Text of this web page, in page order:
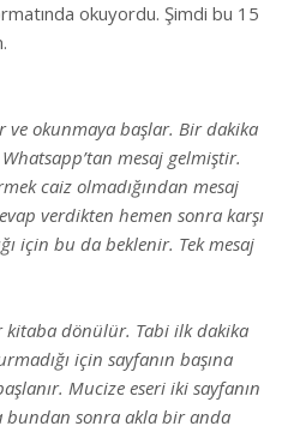
okuyordu. Şimdi bu 15
ve okunmaya başlar. Bir dakika
mesaj gelmiştir.
caiz olmadığından mesaj
verdikten hemen sonra karşı
için bu da beklenir. Tek mesaj
kitaba dönülür. Tabi ilk dakika
için sayfanın başına
Mucize eseri iki sayfanın
bundan sonra akla bir anda